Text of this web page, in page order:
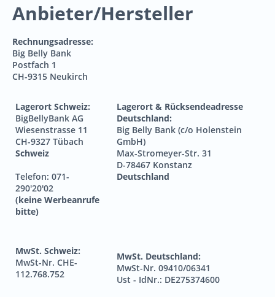
Anbieter/Hersteller
Rechnungsadresse:
Big Belly Bank
Postfach 1
CH-9315 Neukirch
Lagerort Schweiz:
BigBellyBank AG
Wiesenstrasse 11
CH-9327 Tübach
Schweiz
Telefon: 071-
290'20'02
(keine Werbeanrufe
bitte)
Lagerort & Rücksendeadresse
Deutschland:
Big Belly Bank (c/o Holenstein
GmbH)
Max-Stromeyer-Str. 31
D-78467 Konstanz
Deutschland
MwSt. Schweiz:
MwSt-Nr. CHE-
112.768.752
MwSt. Deutschland:
MwSt-Nr. 09410/06341
Ust - IdNr.: DE275374600